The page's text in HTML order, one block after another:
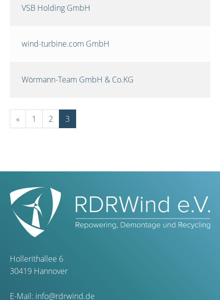
VSB Holding GmbH
wind-turbine.com GmbH
Wörmann-Team GmbH & Co.KG
« 1 2 3
Hollerithallee 6
30419 Hannover
E-Mail: info@rdrwind.de